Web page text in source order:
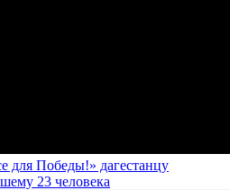
для Победы!» дагестанцу
23 человека